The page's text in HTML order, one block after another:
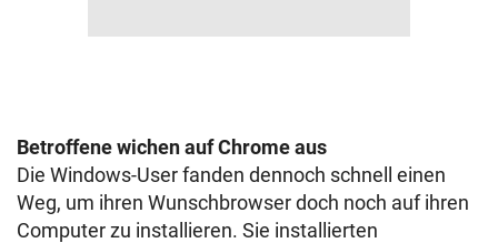
Betroffene wichen auf Chrome aus
Die Windows-User fanden dennoch schnell einen
Weg, um ihren Wunschbrowser doch noch auf ihren
Computer zu installieren. Sie installierten